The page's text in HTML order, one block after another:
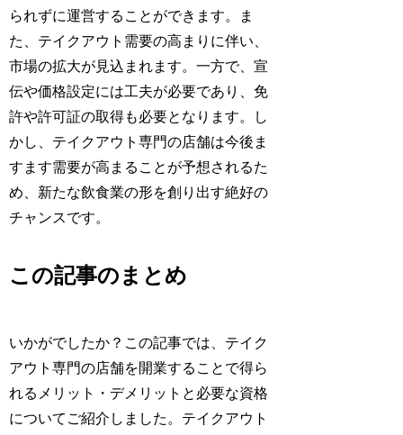
られずに運営することができます。ま
た、テイクアウト需要の高まりに伴い、
市場の拡大が見込まれます。一方で、宣
伝や価格設定には工夫が必要であり、免
許や許可証の取得も必要となります。し
かし、テイクアウト専門の店舗は今後ま
すます需要が高まることが予想されるた
め、新たな飲食業の形を創り出す絶好の
チャンスです。
この記事のまとめ
いかがでしたか？この記事では、テイク
アウト専門の店舗を開業することで得ら
れるメリット・デメリットと必要な資格
についてご紹介しました。テイクアウト